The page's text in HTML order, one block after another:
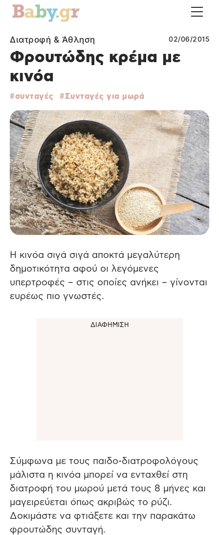
Διατροφή & Άθληση 02/06/2015
Φρουτώδης κρέμα με
κινόα
συνταγές Συνταγές για μωρά
Η κινόα σιγά σιγά αποκτά μεγαλύτερη
δημοτικότητα αφού οι λεγόμενες
υπερτροφές – στις οποίες ανήκει – γίνονται
ευρέως πιο γνωστές.
Σύμφωνα με τους παιδο-διατροφολόγους
μάλιστα η κινόα μπορεί να ενταχθεί στη
διατροφή του μωρού μετά τους 8 μήνες και
μαγειρεύεται όπως ακριβώς το ρύζι.
Δοκιμάστε να φτιάξετε και την παρακάτω
φρουτώδης συνταγή.